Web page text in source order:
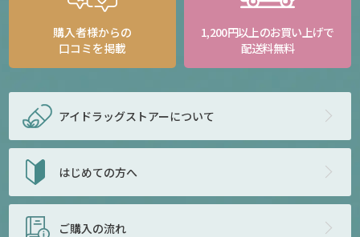
購入者様からの
口コミを掲載
1,200円以上のお買い上げで
配送料無料
アイドラッグストアーについて
はじめての方へ
ご購入の流れ